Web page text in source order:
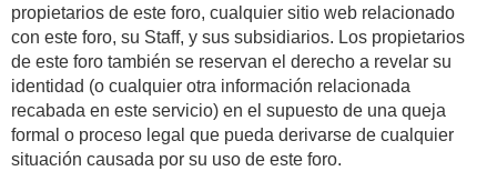
propietarios de este foro, cualquier sitio web relacionado
con este foro, su Staff, y sus subsidiarios. Los propietarios
de este foro también se reservan el derecho a revelar su
identidad (o cualquier otra información relacionada
recabada en este servicio) en el supuesto de una queja
formal o proceso legal que pueda derivarse de cualquier
situación causada por su uso de este foro.